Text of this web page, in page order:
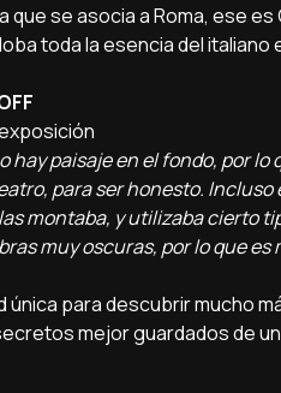
que se asocia a Roma, ese
toda la esencia del
hay paisaje en el fondo, por
para ser honesto.
montaba, y utilizaba cierto
muy oscuras, por lo que
única para descubrir mucho
mejor guardados de